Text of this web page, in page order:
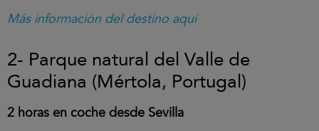
Más información del destino aquí
2- Parque natural del Valle de
Guadiana (Mértola, Portugal)
2 horas en coche desde Sevilla